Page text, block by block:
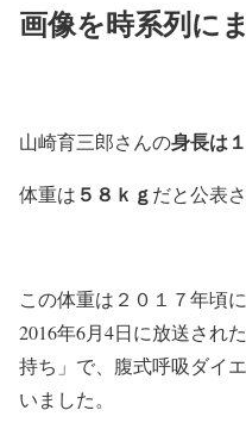
画像を時系列に
山崎育三郎さんの身長は
体重は ５８ｋｇだと公表
この体重は２０１７年頃
2016年6月4日に放送され
持ち」で、腹式呼吸ダイ
いました。